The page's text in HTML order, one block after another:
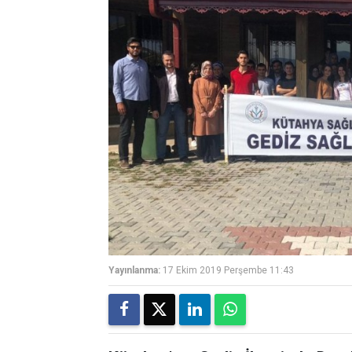
Yayınlanma: 17 Ekim 2019 Perşembe 11:43